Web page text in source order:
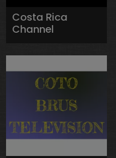
Costa Rica
Channel